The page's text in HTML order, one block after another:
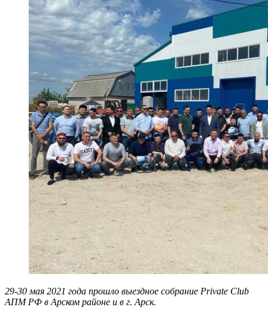
29-30 мая 2021 года прошло выездное собрание Private Club
АПМ РФ в Арском районе и в г. Арск.